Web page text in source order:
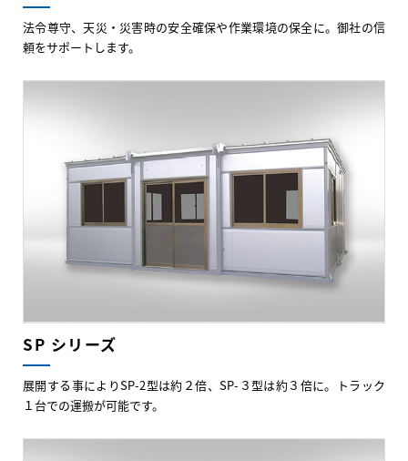
法令尊守、天災・災害時の安全確保や作業環境の保全に。御社の信
頼をサポートします。
SP シリーズ
展開する事によりSP-2型は約２倍、SP-３型は約３倍に。トラック
１台での運搬が可能です。